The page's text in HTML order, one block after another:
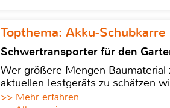
Topthema: Akku-
Schwertransporter für den
Wer größere Mengen
aktuellen Testgeräts zu schätzen
>> Mehr erfahren